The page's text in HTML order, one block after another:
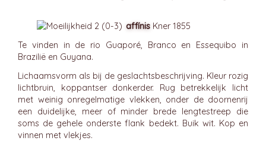
affínis Kner 1855
Te vinden in de rio Guaporé, Branco en Essequibo in
Brazilië en Guyana.
Lichaamsvorm als bij de geslachtsbeschrijving. Kleur rozig
lichtbruin, koppantser donkerder. Rug betrekkelijk licht
met weinig onregelmatige vlekken, onder de doornenrij
een duidelijke, meer of minder brede lengtestreep die
soms de gehele onderste flank bedekt. Buik wit. Kop en
vinnen met vlekjes.